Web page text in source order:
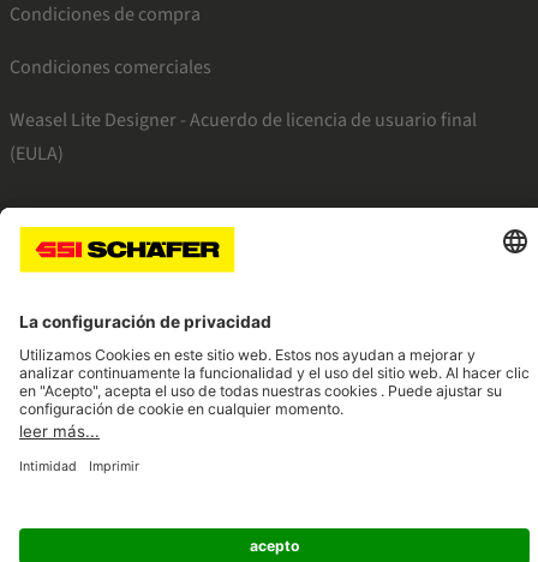
Condiciones de compra
Condiciones comerciales
Weasel Lite Designer - Acuerdo de licencia de usuario final
(EULA)
Navigate to home page